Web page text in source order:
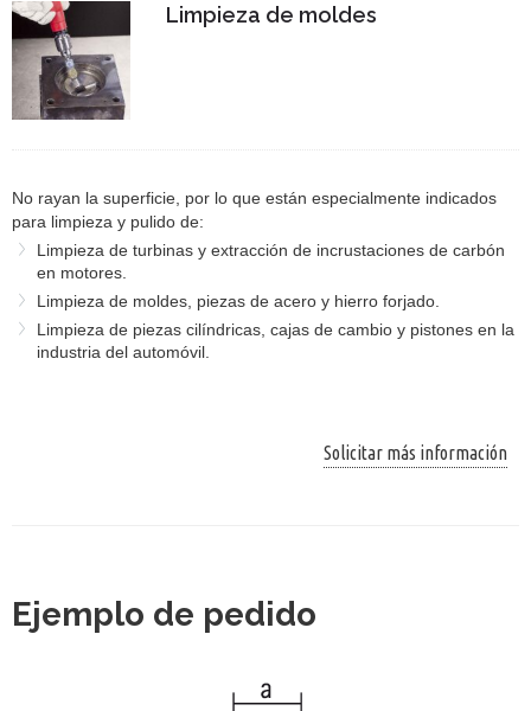
Limpieza de moldes
No rayan la superficie, por lo que están especialmente indicados
para limpieza y pulido de:
Limpieza de turbinas y extracción de incrustaciones de carbón
en motores.
Limpieza de moldes, piezas de acero y hierro forjado.
Limpieza de piezas cilíndricas, cajas de cambio y pistones en la
industria del automóvil.
Solicitar más información
Ejemplo de pedido